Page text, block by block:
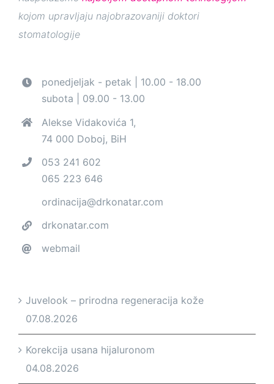
kojom upravljaju najobrazovaniji doktori
stomatologije
ponedjeljak - petak | 10.00 - 18.00
subota | 09.00 - 13.00
Alekse Vidakovića 1,
74 000 Doboj, BiH
053 241 602
065 223 646
ordinacija@drkonatar.com
drkonatar.com
webmail
Juvelook – prirodna regeneracija kože
07.08.2026
Korekcija usana hijaluronom
04.08.2026